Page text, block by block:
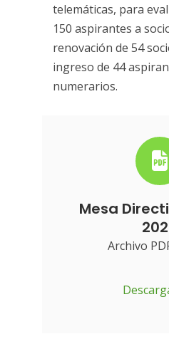
telemáticas, para
150 aspirantes a
renovación de 54
ingreso de 44
numerarios.
Mesa
Archivo